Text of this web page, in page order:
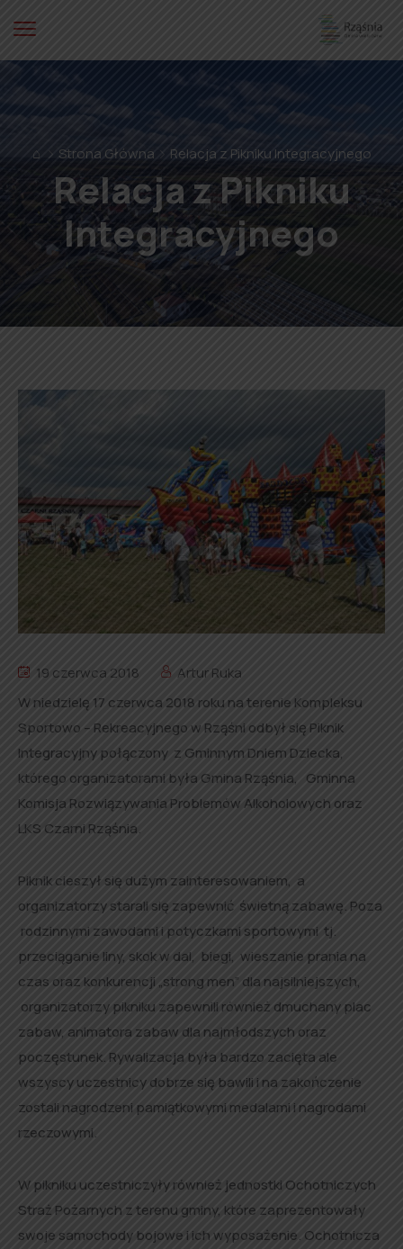
⌂ Strona Główna Relacja z Pikniku Integracyjnego
Relacja z Pikniku
Integracyjnego
19 czerwca 2018
Artur Ruka
W niedzielę 17 czerwca 2018 roku na terenie Kompleksu
Sportowo – Rekreacyjnego w Rząśni odbył się Piknik
Integracyjny połączony z Gminnym Dniem Dziecka,
którego organizatorami była Gmina Rząśnia, Gminna
Komisja Rozwiązywania Problemów Alkoholowych oraz
LKS Czarni Rząśnia.
Piknik cieszył się dużym zainteresowaniem, a
organizatorzy starali się zapewnić świetną zabawę. Poza
rodzinnymi zawodami i potyczkami sportowymi tj.
przeciąganie liny, skok w dal, biegi, wieszanie prania na
czas oraz konkurencji „strong men” dla najsilniejszych,
organizatorzy pikniku zapewnili również dmuchany plac
zabaw, animatora zabaw dla najmłodszych oraz
poczęstunek. Rywalizacja była bardzo zacięta ale
wszyscy uczestnicy dobrze się bawili i na zakończenie
zostali nagrodzeni pamiątkowymi medalami i nagrodami
rzeczowymi.
W pikniku uczestniczyły również jednostki Ochotniczych
Straż Pożarnych z terenu gminy, które zaprezentowały
swoje samochody bojowe i ich wyposażenie. Ochotnicza